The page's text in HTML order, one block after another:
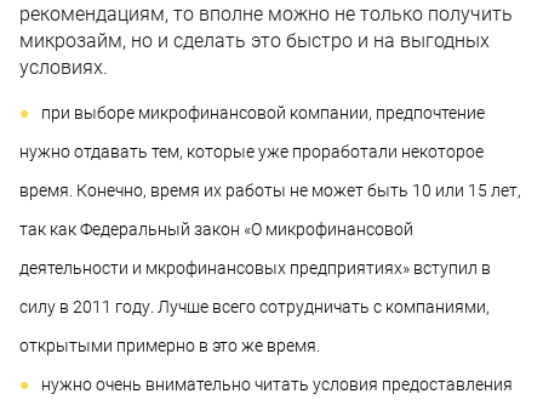
рекомендациям, то вполне можно не только получить
микрозайм, но и сделать это быстро и на выгодных
условиях.
при выборе микрофинансовой компании, предпочтение
нужно отдавать тем, которые уже проработали некоторое
время. Конечно, время их работы не может быть 10 или 15 лет,
так как Федеральный закон «О микрофинансовой
деятельности и мкрофинансовых предприятиях» вступил в
силу в 2011 году. Лучше всего сотрудничать с компаниями,
открытыми примерно в это же время.
нужно очень внимательно читать условия предоставления